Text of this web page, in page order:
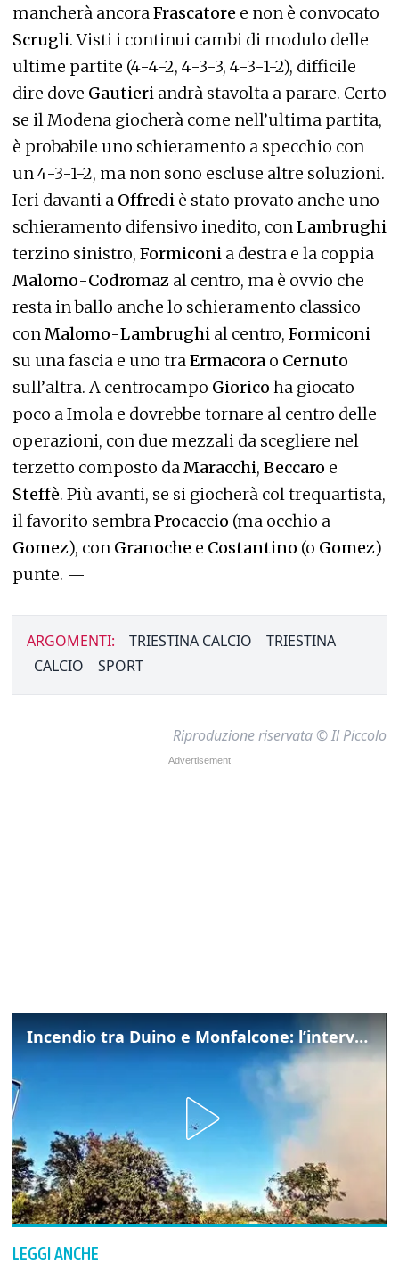
mancherà ancoraFrascatore e non è convocato
Scrugli. Visti i continui cambi di modulo delle
ultime partite (4-4-2, 4-3-3, 4-3-1-2), difficile
dire dove Gautieri andrà stavolta a parare. Certo
se il Modena giocherà come nell’ultima partita,
è probabile uno schieramento a specchio con
un 4-3-1-2, ma non sono escluse altre soluzioni.
Ieri davanti a Offredi è stato provato anche uno
schieramento difensivo inedito, conLambrughi
terzino sinistro, Formiconi a destra e la coppia
Malomo-Codromaz al centro, ma è ovvio che
resta in ballo anche lo schieramento classico
conMalomo-Lambrughi al centro, Formiconi
su una fascia e uno traErmacora o Cernuto
sull’altra. A centrocampo Giorico ha giocato
poco a Imola e dovrebbe tornare al centro delle
operazioni, con due mezzali da scegliere nel
terzetto composto daMaracchi, Beccaro e
Steffè. Più avanti, se si giocherà col trequartista,
il favorito sembraProcaccio (ma occhio a
Gomez), con Granoche e Costantino (o Gomez)
punte. —
ARGOMENTI: TRIESTINA CALCIO
TRIESTINA
CALCIO
SPORT
Riproduzione riservata © Il Piccolo
Incendio tra Duino e Monfalcone: l’intervento dei vigili del fuoco
LEGGI ANCHE